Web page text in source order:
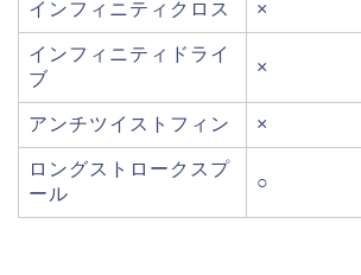
インフィニティクロス ×
インフィニティドライ
ブ
×
アンチツイストフィン ×
ロングストロークスプ
ール
○